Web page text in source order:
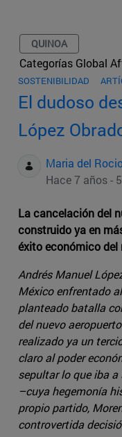
QUINOA
Categorías Global
SOSTENIBILIDAD
El dudoso
López
Maria del
Hace 7 años -
La cancelación del
construido ya en
éxito económico del
Andrés Manuel
México enfrentado
planteado batalla
del nuevo
realizado ya un
claro al poder
sepultar lo que iba
–cuya hegemonía
propio partido,
controvertida